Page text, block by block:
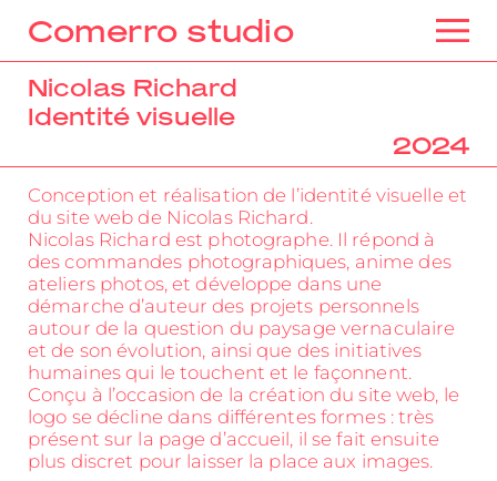
Comerro studio
Nicolas Richard
Identité visuelle
2024
Conception et réalisation de l’identité visuelle et
du site web de Nicolas Richard.
Nicolas Richard est photographe. Il répond à
des commandes photographiques, anime des
ateliers photos, et développe dans une
démarche d’auteur des projets personnels
autour de la question du paysage vernaculaire
et de son évolution, ainsi que des initiatives
humaines qui le touchent et le façonnent.
Conçu à l’occasion de la création du site web, le
logo se décline dans différentes formes : très
présent sur la page d’accueil, il se fait ensuite
plus discret pour laisser la place aux images.